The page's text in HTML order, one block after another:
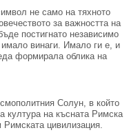
не само на тяхното
за важността на
постигнато независимо
имало винаги. Имало ги е, и
формирала облика на
Солун, в който
култура на късната Римска
цивилизация.